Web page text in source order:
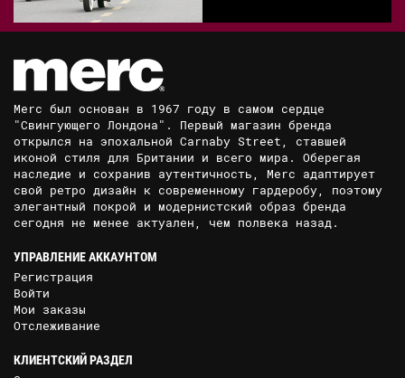
Merc был основан в 1967 году в самом сердце
"Свингующего Лондона". Первый магазин бренда
открылся на эпохальной Carnaby Street, ставшей
иконой стиля для Британии и всего мира. Оберегая
наследие и сохранив аутентичность, Merc адаптирует
свой ретро дизайн к современному гардеробу, поэтому
элегантный покрой и модернистский образ бренда
сегодня не менее актуален, чем полвека назад.
УПРАВЛЕНИЕ АККАУНТОМ
Регистрация
Войти
Мои заказы
Отслеживание
КЛИЕНТСКИЙ РАЗДЕЛ